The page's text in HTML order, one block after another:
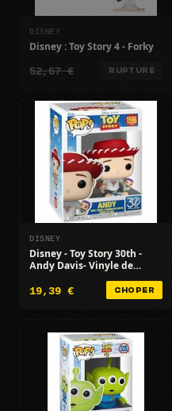
DISNEY
Disney : Toy Story 4 - Forky
52,67 € RUPTURE
DISNEY
Disney - Toy Story 30th -
Andy Davis- Vinyle de
19,39 € CHOPER